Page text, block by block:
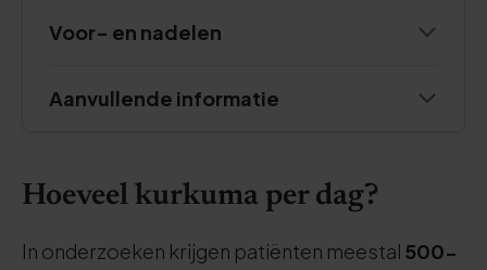
Voor- en nadelen
Aanvullende informatie
Hoeveel kurkuma per dag?
In onderzoeken krijgen patiënten meestal 500-